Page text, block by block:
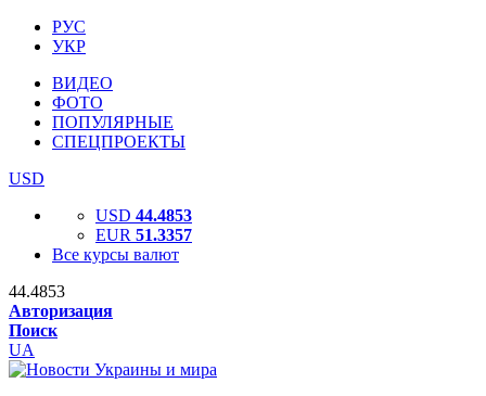
РУС
УКР
ВИДЕО
ФОТО
ПОПУЛЯРНЫЕ
СПЕЦПРОЕКТЫ
USD
USD 44.4853
EUR 51.3357
Все курсы валют
44.4853
Авторизация
Поиск
UA